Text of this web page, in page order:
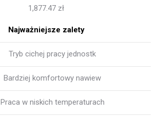
1,877.47 zł
Najważniejsze zalety
Tryb cichej pracy jednostk
Bardziej komfortowy nawiew
Praca w niskich temperaturach